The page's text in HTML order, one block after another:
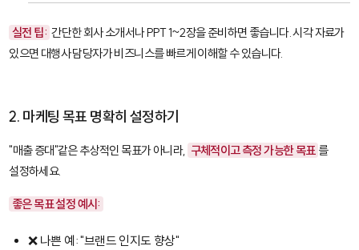
실전 팁: 간단한 회사 소개서나 PPT 1~2장을 준비하면 좋습니다. 시각 자료가
있으면 대행사 담당자가 비즈니스를 빠르게 이해할 수 있습니다.
2. 마케팅 목표 명확히 설정하기
"매출 증대"같은 추상적인 목표가 아니라, 구체적이고 측정 가능한 목표 를
설정하세요.
좋은 목표 설정 예시:
❌ 나쁜 예: "브랜드 인지도 향상"